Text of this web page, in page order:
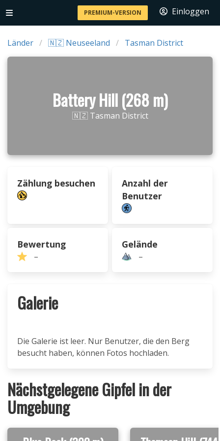
PREMIUM-VERSION Einloggen
Länder 🇳🇿 Neuseeland Tasman District
Battery Hill (268 m)
🇳🇿 Tasman District
Zählung besuchen
Anzahl der
Benutzer
Bewertung
–
Gelände
–
Galerie
Die Galerie ist leer. Nur Benutzer, die den Berg
besucht haben, können Fotos hochladen.
Nächstgelegene Gipfel in der
Umgebung